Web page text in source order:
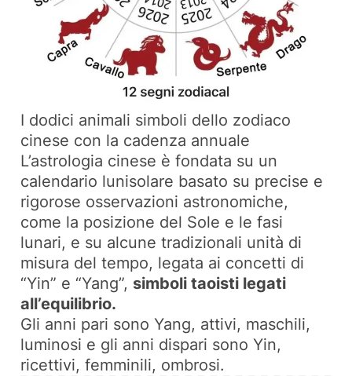
I dodici animali simboli dello zodiaco
cinese con la cadenza annuale
L’astrologia cinese è fondata su un
calendario lunisolare basato su precise e
rigorose osservazioni astronomiche,
come la posizione del Sole e le fasi
lunari, e su alcune tradizionali unità di
misura del tempo, legata ai concetti di
“Yin” e “Yang”, simboli taoisti legati
all’equilibrio.
Gli anni pari sono Yang, attivi, maschili,
luminosi e gli anni dispari sono Yin,
ricettivi, femminili, ombrosi.